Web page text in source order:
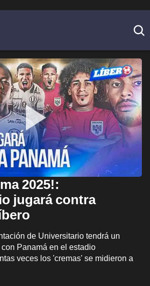
2025!:
jugará contra
de Universitario tendrá un
Panamá en el estadio
veces los 'cremas' se midieron a